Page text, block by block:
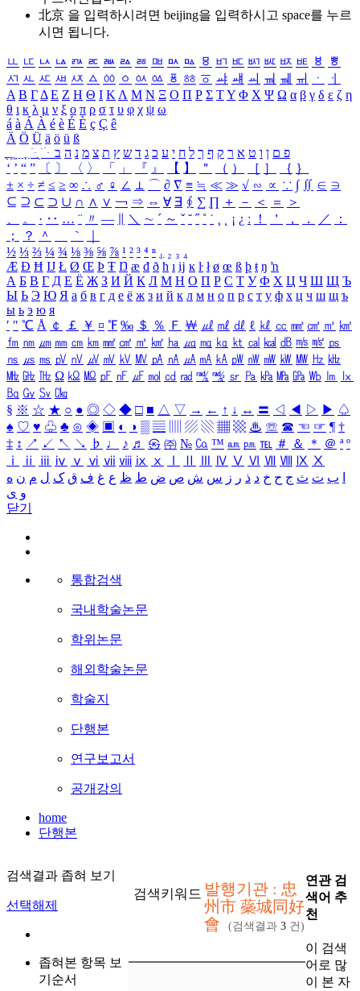
北京 을 입력하시려면 beijing을 입력하시고 space를 누르
시면 됩니다.
ㅥ ㅦ ㅧ ㅨ ㅩ ㅪ ㅫ ㅬ ㅭ ㅮ ㅯ ㅰ ㅱ ㅲ ㅳ ㅴ ㅵ ㅶ ㅷ ㅸ
ㅹ
ㅺ ㅻ ㅼ ㅽ ㅾ ㅿ ㆀ ㆁ ㆂ ㆃ ㆄ ㆅ ㆆ ㆇ ㆈ ㆉ ㆊ ㆋ ㆌ ㆍ
ㆎ
Α Β ΓΔ Ε Ζ Η Θ Ι ΚΛ Μ Ν Ξ Ο Π Ρ Σ ΤΥ Φ Χ Ψ Ω α β γ δ ε ζ η
θ ι κ λ μ ν ξ ο π ρ σ τ υ φ χ ψ ω
á à Á À é è É È ç Ç ê
Ä Ö Ü ä ö ü ß
ִֶֹ ֻּ ׁׂ פ ם ן ו ט א ר ק ף ך ל ח י ע כ ג ד ש ץ ת צ מ נ ה ב
‘ ’ “ ” 〔 〕 〈 〉 「 」 『 』 【 】 ＂ （ ） ［ ］ ｛ ｝
± × ÷ ≠ ≤ ≥ ∞ ∴ ♂ ♀ ∠ ⊥ ⌒ ∂ ∇ ≡ ≒ ≪ ≫ √ ∽ ∝ ∵ ∫ ∬ ∈ ∋
⊆ ⊇ ⊂ ⊃ ∪ ∩ ∧ ∨ ￢ ⇒ ⇔ ∀ ∃ ∮ ∑ ∏ ＋ － ＜ ＝
＞
、
。 · ‥ … ¨ 〃 ― ＼ ∼ ´ ～ ˇ ˘ ˝ ˚ ˙ ¸ ¡ ¿ ː ！ ＇ ， ． ／
：
；
？ ＾ ｀
½ ⅓ ⅔ ¼ ¾ ⅛ ⅜ ⅝ ⅞ ¹ ² ³ ⁴ ⁿ ₁ ₂ ₃ ₄
Æ Ð Ħ Ĳ Ł Ø Œ Þ Ŧ Ŋ æ đ ð ħ ı ĳ ĸ ŀ ł ø œ ß þ ŧ ŋ ŉ
А Б В Г Д Е Ё Ж З И Й К Л М Н О П Р С Т У Ф Х Ц Ч Ш Щ Ъ
Ы Ь Э Ю Я а б в г д е ё ж з и й к л м н о п р с т у ф х ц ч ш щ ъ
ы ь э ю я
′ ″ ℃ Å ￠ ￡ ￥ ¤ ℉ ‰ ＄ ％ Ｆ ￦ ㎕ ㎖ ㎗ ℓ ㎘ ㏄ ㎣ ㎤ ㎥ ㎦
㎙ ㎚ ㎛ ㎜ ㎝ ㎞ ㎟ ㎠ ㎡ ㎢ ㏊ ㎍ ㎎ ㎏ ㏏ ㎈ ㎉ ㏈ ㎧ ㎨ ㎰
㎱ ㎲ ㎳ ㎴ ㎵ ㎶ ㎷ ㎸ ㎹ ㎀ ㎁ ㎂ ㎃ ㎄ ㎺ ㎻ ㎽ ㎾ ㎿ ㎐ ㎑
㎒ ㎓ ㎔ Ω ㏀ ㏁ ㎊ ㎋ ㎌ ㏖ ㏅ ㎭ ㎮ ㎯ ㏛ ㎩ ㎪ ㎫ ㎬ ㏝ ㏐
㏓
㏃ ㏉ ㏜ ㏆
§ ※ ☆ ★ ○ ● ◎ ◇ ◆ □ ■ △ ▽ → ← ↑ ↓ ↔ 〓 ◁ ◀ ▷ ▶ ♤
♠ ♡ ♥ ♧ ♣ ⊙ ◈ ▣ ◐ ◑ ▒ ▤ ▨ ▧ ▦ ▩ ♨ ☏ ☎ ☜ ☞ ¶ †
‡ ↕ ↗ ↙ ↖ ↘ ♭ ♩ ♪ ♬ ㉿ ㈜ № ㏇ ™ ㏂ ㏘ ℡ ＃ ＆ ＊ ＠ ª º
ⅰ
ⅱ ⅲ ⅳ ⅴ ⅵ ⅶ ⅷ ⅸ ⅹ Ⅳ Ⅴ Ⅵ Ⅶ Ⅷ Ⅸ Ⅹ
ب ت ث ج ح خ د ذ ر ز س ش ص ض ط ظ ع غ ف ق ک ل م ن ه
و ی
닫기
통합검색
국내학술논문
학위논문
해외학술논문
학술지
단행본
연구보고서
공개강의
home
단행본
검색결과 좁혀 보기
선택해제
좁혀본 항목 보
기순서
검색키워드 발행기관 : 忠
州市 蘂城同好
會
(검색결과 3 건)
연관 검
색어 추
천
이 검색
어로 많
이 본 자